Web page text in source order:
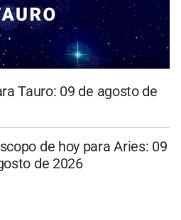
Tauro: 09 de agosto de
de hoy para Aries: 09
de 2026